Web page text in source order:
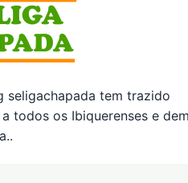
seligachapada tem trazido
todos os Ibiquerenses e